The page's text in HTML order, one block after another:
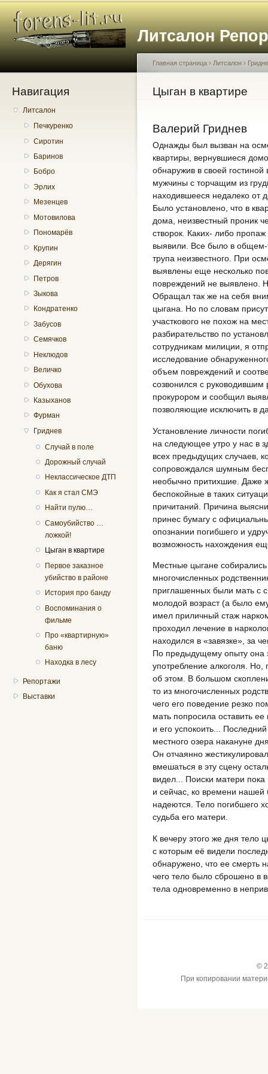
Литсалон
Навигация
Литсалон
Печкуренко
Сиротин
Баринов
Бобро
Эрлих
Мезенцев
Мотовилова
Пономарёв
Крупин
Дерягин
Петров
Зыкова
Кондратенко
Забусов
Семячков
Неклюдов
Величко
Обухова
Казыханов
Фурман
Гриднев
Случай в поле
Дорожный случай
Неклассическое ДТП
Как я стал СМЭ
Найти пулю…
Самоубийство …
ложкой!
Цыган в квартире
Первое заказное
убийство в районе
История про банду
Воспоминания о
фильме
Про «квартирную»
баню
Находка в лесу
Репортажи
Выставки
Вы здесь
Главная страница › Литсалон ›
Цыган в квартире
Валерий Гриднев
Однажды был вызван на
квартиры, вернувшиеся
обнаружив в своей гостиной
мужчины с торчащим из
находившееся недалеко от
Было установлено, что в
дома, неизвестный проник
створок. Каких- либо
выявили. Все было в общем-
трупа неизвестного. При
выявлены еще несколько
повреждений не выявлено.
Обращал так же на себя
цыгана. Но по словам
участкового не похож на
разбирательство по
сотрудникам милиции, я
исследование
объем повреждений и
созвонился с
прокурором и сообщил
позволяющие исключить в
Установление личности
на следующее утро у нас в
всех предыдущих случаев,
сопровождался шумным
необычно притихшие. Даже
беспокойные в таких
причитаний. Причина
принес бумагу с
опознании погибшего и
возможность нахождения
Местные цыгане собирались
многочисленных
приглашенных были мать с
молодой возраст (а было
имел приличный стаж
проходил лечение в
находился в «завязке», за
По предыдущему опыту она
употребление алкоголя. Но,
об этом. В большом
то из многочисленных
чего его поведение резко
мать попросила оставить
и его успокоить...
местного озера накануне
Он отчаянно
вмешаться в эту сцену
видел... Поиски матери
и сейчас, ко времени
надеются. Тело погибшего
судьба его матери.
К вечеру этого же дня тело
с которым её видели
обнаружено, что ее смерть
чего тело было сброшено в
тела одновременно в
©
При копировании